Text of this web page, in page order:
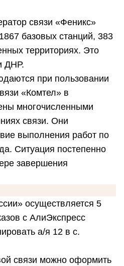
связи «Феникс»
базовых станций, 383
территориях. Это
ДНР.
при пользовании
«Комтел» в
многочисленными
связи. Они
выполнения работ по
Ситуация постепенно
завершения
осуществляется 5
с АлиЭкспресс
а/я 12 в с.
связи можно оформить